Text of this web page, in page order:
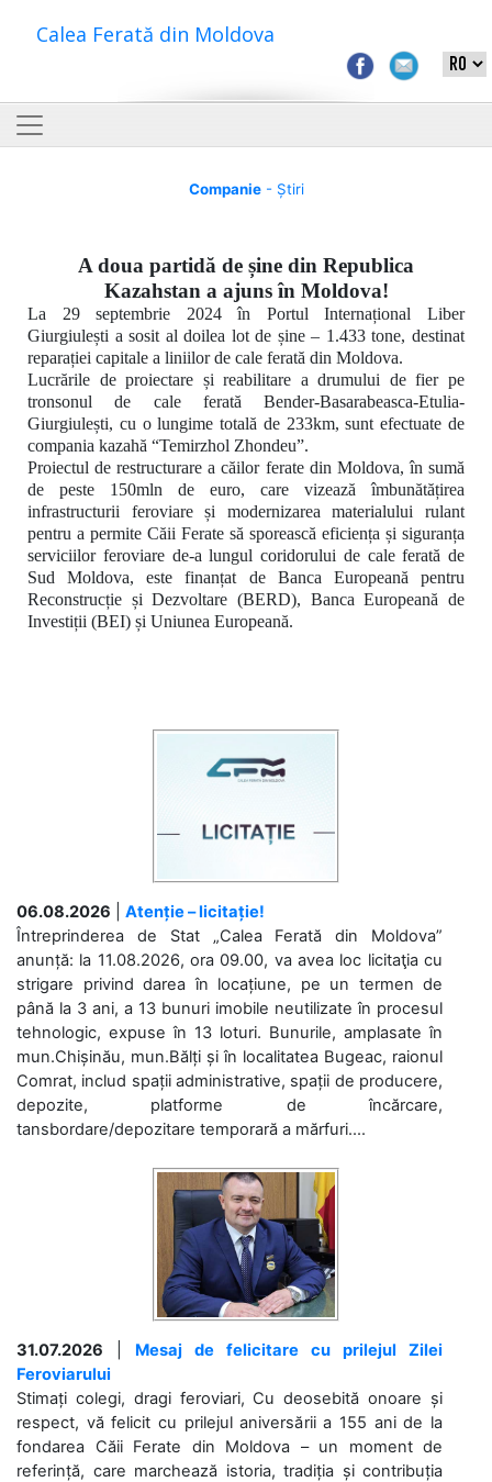
Calea Ferată din Moldova
Companie- Știri
A doua partidă de șine din Republica
Kazahstan a ajuns în Moldova!
La 29 septembrie 2024 în Portul Internațional Liber
Giurgiulești a sosit al doilea lot de șine – 1.433 tone, destinat
reparației capitale a liniilor de cale ferată din Moldova.
Lucrările de proiectare și reabilitare a drumului de fier pe
tronsonul de cale ferată Bender-Basarabeasca-Etulia-
Giurgiulești, cu o lungime totală de 233km, sunt efectuate de
compania kazahă “Temirzhol Zhondeu”.
Proiectul de restructurare a căilor ferate din Moldova, în sumă
de peste 150mln de euro, care vizează îmbunătățirea
infrastructurii feroviare și modernizarea materialului rulant
pentru a permite Căii Ferate să sporească eficiența și siguranța
serviciilor feroviare de-a lungul coridorului de cale ferată de
Sud Moldova, este finanțat de Banca Europeană pentru
Reconstrucție și Dezvoltare (BERD), Banca Europeană de
Investiții (BEI) și Uniunea Europeană.
06.08.2026
Atenție – licitație!
Întreprinderea de Stat „Calea Ferată din Moldova”
anunță: la 11.08.2026, ora 09.00, va avea loc licitaţia cu
strigare privind darea în locațiune, pe un termen de
până la 3 ani, a 13 bunuri imobile neutilizate în procesul
tehnologic, expuse în 13 loturi. Bunurile, amplasate în
mun.Chișinău, mun.Bălți și în localitatea Bugeac, raionul
Comrat, includ spații administrative, spații de producere,
depozite, platforme de încărcare,
tansbordare/depozitare temporară a mărfuri....
31.07.2026
Mesaj de felicitare cu prilejul Zilei
Feroviarului
Stimați colegi, dragi feroviari, Cu deosebită onoare și
respect, vă felicit cu prilejul aniversării a 155 ani de la
fondarea Căii Ferate din Moldova – un moment de
referință, care marchează istoria, tradiția și contribuția